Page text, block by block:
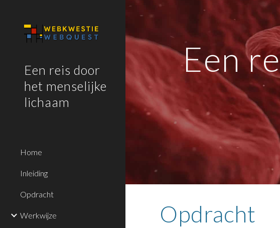
Skip to main
Een reis door
het menselijke
lichaam
Home
Inleiding
Opdracht
Werkwijze
Een
Opdracht